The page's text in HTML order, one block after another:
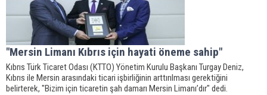
"Mersin Limanı Kıbrıs için hayati öneme sahip"
Kıbrıs Türk Ticaret Odası (KTTO) Yönetim Kurulu Başkanı Turgay Deniz,
Kıbrıs ile Mersin arasındaki ticari işbirliğinin arttırılması gerektiğini
belirterek, "Bizim için ticaretin şah damarı Mersin Limanı’dır" dedi.